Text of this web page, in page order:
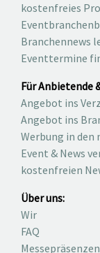
kostenfreies
Branchennews
Eventtermine
Für Anbietende
Angebot ins
Angebot ins
Werbung in den
Event & News
kostenfreien
Über uns:
Wir
FAQ
Messepräsenzen